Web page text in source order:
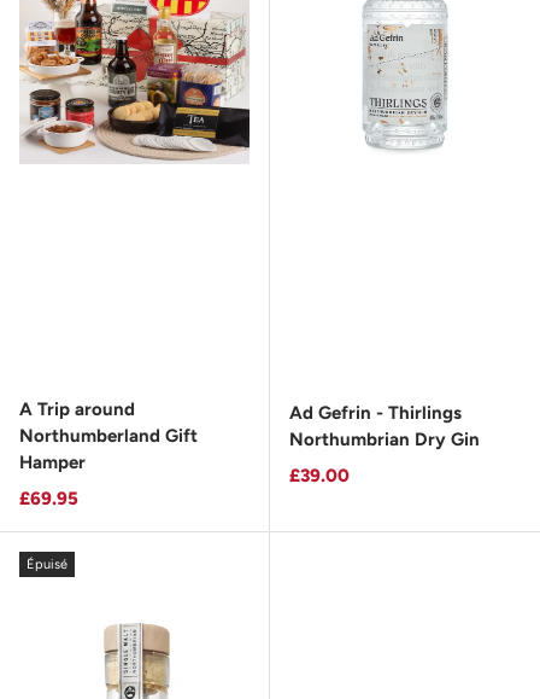
A Trip around
Northumberland Gift
Hamper
Prix habituel
£69.95
Ad Gefrin - Thirlings
Northumbrian Dry Gin
Prix habituel
£39.00
Épuisé